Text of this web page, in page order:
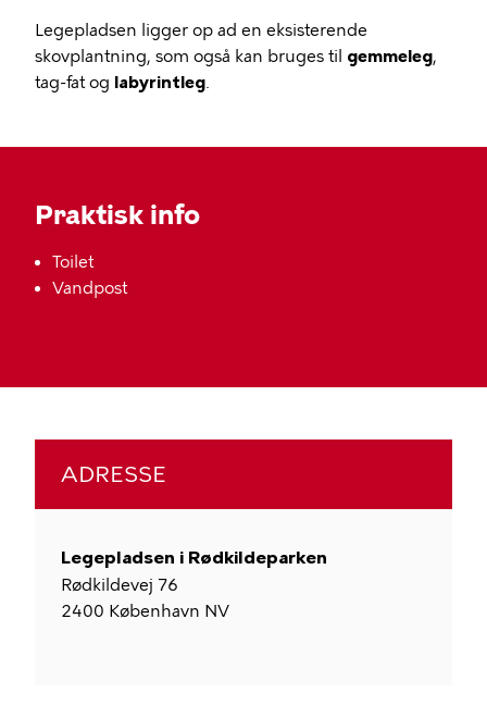
Legepladsen ligger op ad en eksisterende
skovplantning, som også kan bruges til gemmeleg,
tag-fat og labyrintleg.
Praktisk info
Toilet
Vandpost
ADRESSE
Legepladsen i Rødkildeparken
Rødkildevej 76
2400 København NV